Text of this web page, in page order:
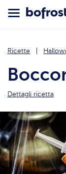
Ricette
Dettagli ricetta